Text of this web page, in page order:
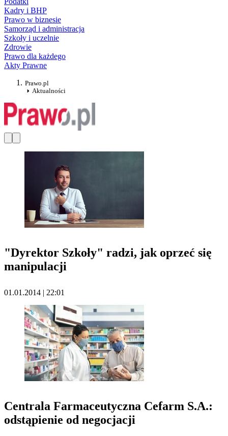
Kadry i BHP
Prawo w biznesie
Samorząd i administracja
Szkoły i uczelnie
Zdrowie
Prawo dla każdego
Akty Prawne
Prawo.pl
Aktualności
"Dyrektor Szkoły" radzi, jak oprzeć się
manipulacji
01.01.2014 | 22:01
Centrala Farmaceutyczna Cefarm S.A.:
odstąpienie od negocjacji